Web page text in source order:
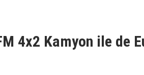
4x2 Kamyon ile de